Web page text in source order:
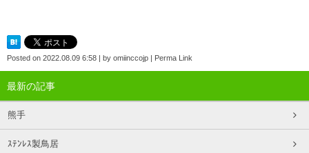
Posted on 2022.08.09 6:58 | by omiinccojp | Perma Link
最新の記事
熊手
ｽﾃﾝﾚｽ製鳥居